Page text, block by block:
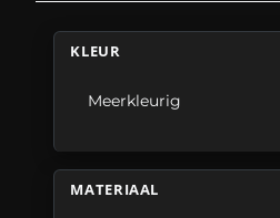
KLEUR
Meerkleurig
MATERIAAL